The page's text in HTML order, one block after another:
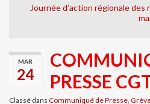
Journée d’action régionale
MAR
24
PRESSE
Classé dans Communiqué de Presse